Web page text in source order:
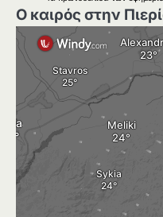
Ο καιρός στην